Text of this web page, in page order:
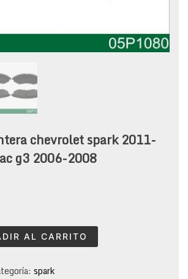
chevrolet spark 2011-
g3 2006-2008
AL CARRITO
spark